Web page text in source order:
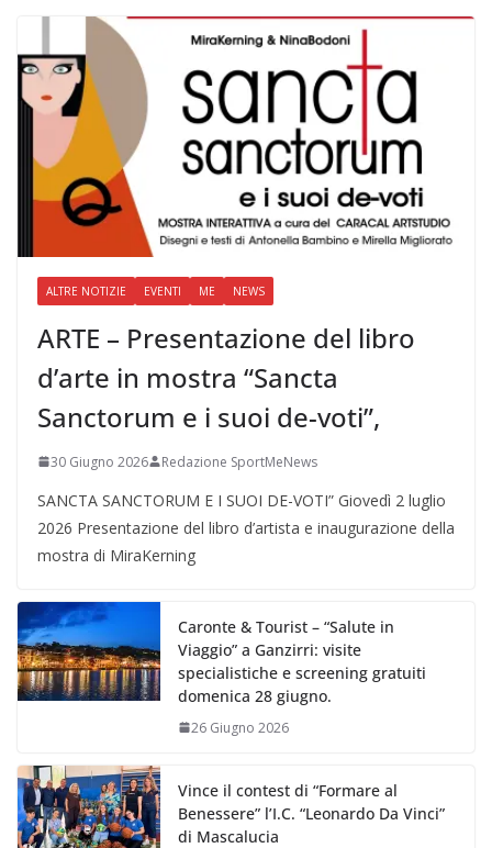
ALTRE NOTIZIE EVENTI ME NEWS
ARTE – Presentazione del libro
d’arte in mostra “Sancta
Sanctorum e i suoi de-voti”,
30 Giugno 2026 Redazione SportMeNews
SANCTA SANCTORUM E I SUOI DE-VOTI” Giovedì 2 luglio
2026 Presentazione del libro d’artista e inaugurazione della
mostra di MiraKerning
Caronte & Tourist – “Salute in
Viaggio” a Ganzirri: visite
specialistiche e screening gratuiti
domenica 28 giugno.
26 Giugno 2026
Vince il contest di “Formare al
Benessere” l’I.C. “Leonardo Da Vinci”
di Mascalucia